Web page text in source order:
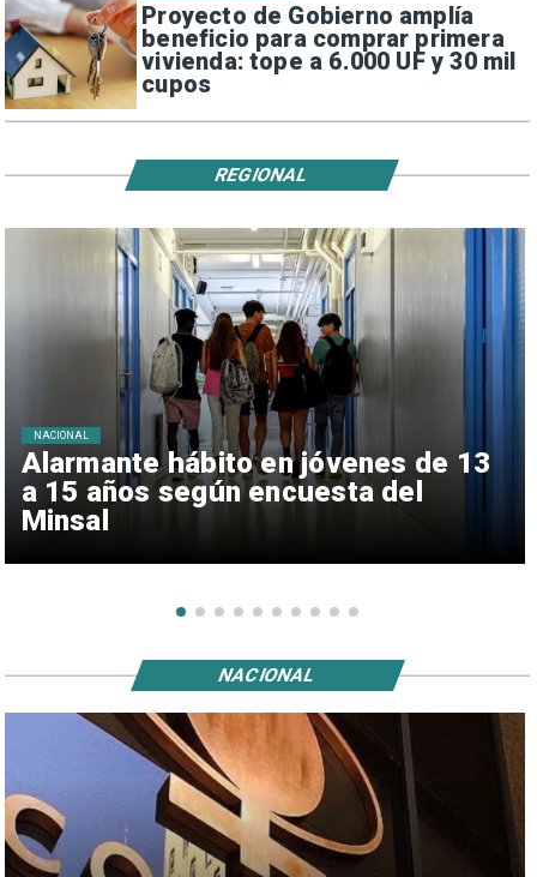
Proyecto de Gobierno amplía
beneficio para comprar primera
vivienda: tope a 6.000 UF y 30 mil
cupos
Alarmante hábito en jóvenes de 13
a 15 años según encuesta del
Minsal
NACIONAL
REGIONAL
NACIONAL